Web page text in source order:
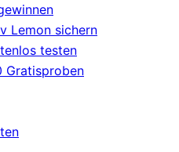
Lemon sichern
testen
Gratisproben